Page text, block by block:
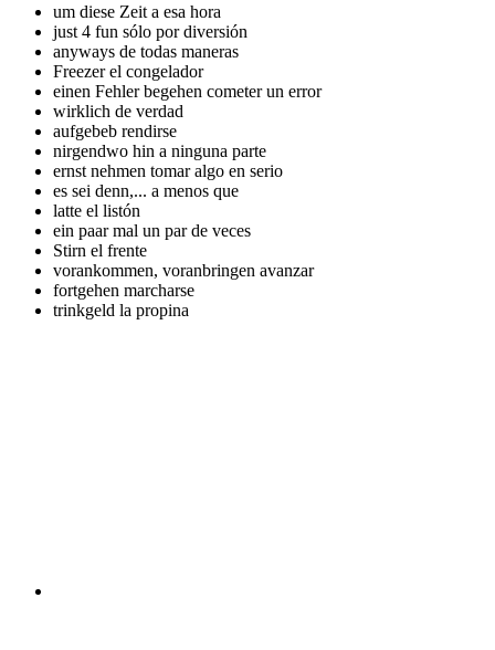
um diese Zeit a esa hora
just 4 fun sólo por diversión
anyways de todas maneras
Freezerel congelador
einen Fehler begehen cometer un error
wirklich de verdad
aufgebeb rendirse
nirgendwo hin a ninguna parte
ernst nehmen tomar algo en serio
es sei denn,... a menos que
latte el listón
ein paar mal un par de veces
Stirn el frente
vorankommen, voranbringen avanzar
fortgehen marcharse
trinkgeld la propina